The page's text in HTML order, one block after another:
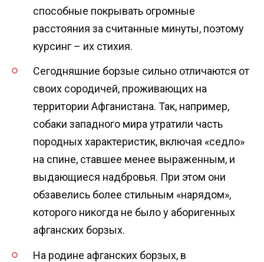
способные покрывать огромные
расстояния за считанные минуты, поэтому
курсинг – их стихия.
Сегодняшние борзые сильно отличаются от
своих сородичей, проживающих на
территории Афганистана. Так, например,
собаки западного мира утратили часть
породных характеристик, включая «седло»
на спине, ставшее менее выраженным, и
выдающиеся надбровья. При этом они
обзавелись более стильным «нарядом»,
которого никогда не было у аборигенных
афганских борзых.
На родине афганских борзых, в